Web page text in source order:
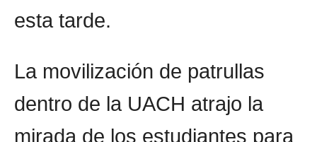
esta tarde.
La movilización de patrullas
dentro de la UACH atrajo la
mirada de los estudiantes para